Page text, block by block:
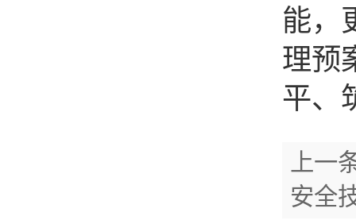
能，
理预
平、
上一
安全